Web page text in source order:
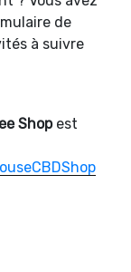
de
à suivre
Shop est